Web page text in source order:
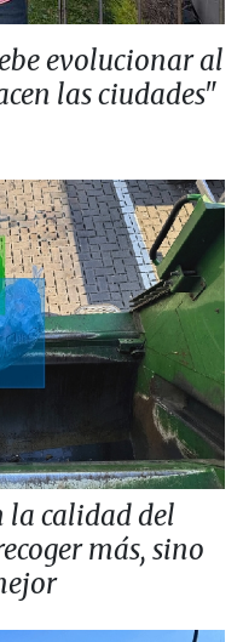
evolucionar al
las ciudades"
la calidad del
más, sino